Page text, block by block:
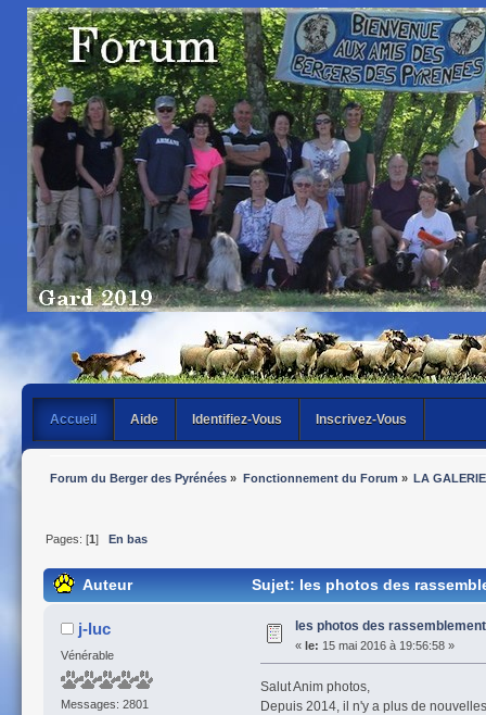
Accueil Aide Identifiez-Vous Inscrivez-Vous
Forum du Berger des Pyrénées » Fonctionnement du Forum » LA
Pages: [1] En bas
Auteur Sujet: les photos des
j-luc
Vénérable
Messages: 2801
les photos des
« le: 15 mai 2016 à 19:56:58 »
Salut Anim photos,
Depuis 2014, il n'y a plus de